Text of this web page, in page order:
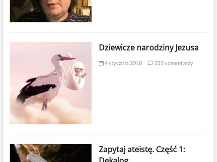
Dziewicze narodziny Jezusa
4 stycznia 2018 235 komentarzy
Zapytaj ateistę. Część 1: